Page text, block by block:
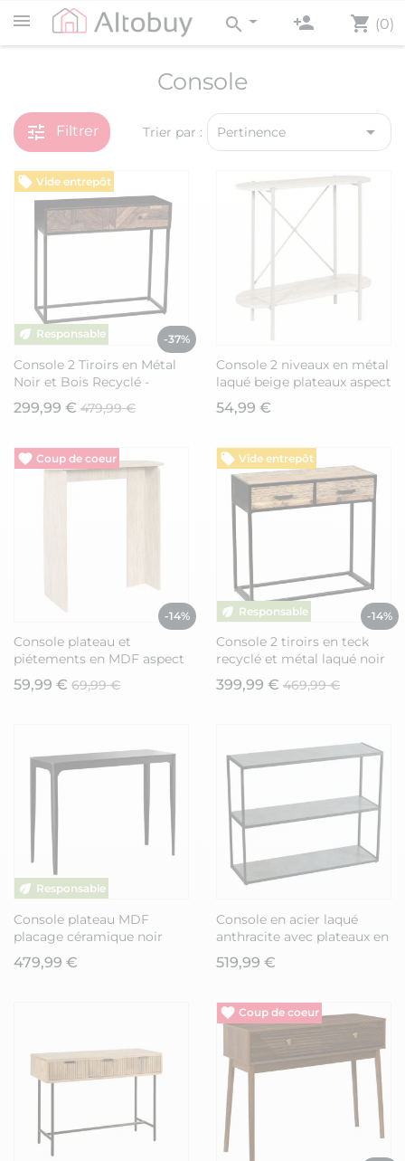
shopping_cart (0)
person_add
search
Console
tune Filtrer Trier par : Pertinence 
Vide entrepôt
-37%
Console 2 Tiroirs en Métal
Noir et Bois Recyclé -
JORDAN
299,99 € 479,99 €
Console 2 niveaux en métal
laqué beige plateaux aspect
pierre naturelle - SHANON
54,99 €
Vide entrepôt
-14%
Console plateau et
piétements en MDF aspect
travertin - VERTINA
59,99 € 69,99 €
Vide entrepôt
-14%
Console 2 tiroirs en teck
recyclé et métal laqué noir
- TANETOA
399,99 € 469,99 €
Console plateau MDF
placage céramique noir
marbré et piètement en
acier laqué anthracite -
479,99 €
Console en acier laqué
anthracite avec plateaux en
verre finition aspect
céramique - STRATE
519,99 €
Vide entrepôt